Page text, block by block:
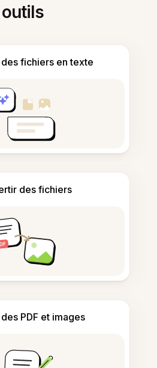
outils
fichiers en texte
des fichiers
PDF et images